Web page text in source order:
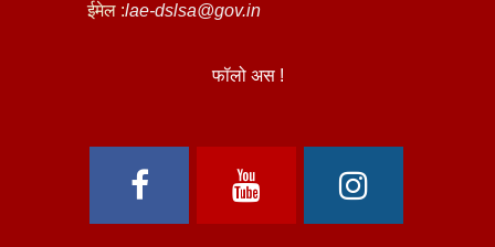
ईमेल :lae-dslsa@gov.in
फॉलो अस !